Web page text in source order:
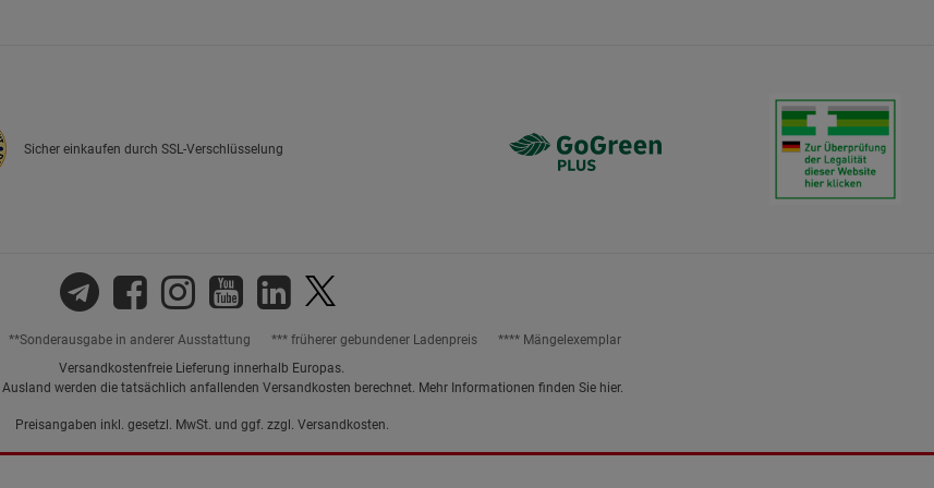
Sicher einkaufen durch SSL-Verschlüsselung
**Sonderausgabe in anderer Ausstattung *** früherer gebundener Ladenpreis
**** Mängelexemplar
Versandkostenfreie Lieferung innerhalb Europas.
werden die tatsächlich anfallenden Versandkosten berechnet. Mehr Informationen finden Sie hier.
Preisangaben inkl. gesetzl. MwSt. und ggf. zzgl. Versandkosten.